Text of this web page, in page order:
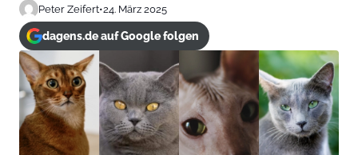
Peter Zeifert•24. März 2025
dagens.de auf Google folgen